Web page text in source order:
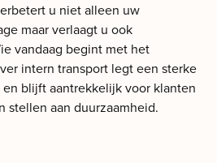
u niet alleen uw
maar verlaagt u ook
vandaag begint met het
intern transport legt een sterke
blijft aantrekkelijk voor klanten
stellen aan duurzaamheid.